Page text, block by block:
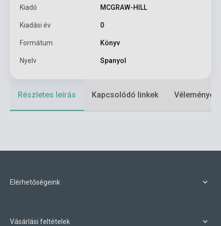
Kiadó MCGRAW-HILL
Kiadási év 0
Formátum Könyv
Nyelv Spanyol
Részletes leírás Kapcsolódó linkek Vélemények
Elérhetőségeink
Vásárlási feltételek